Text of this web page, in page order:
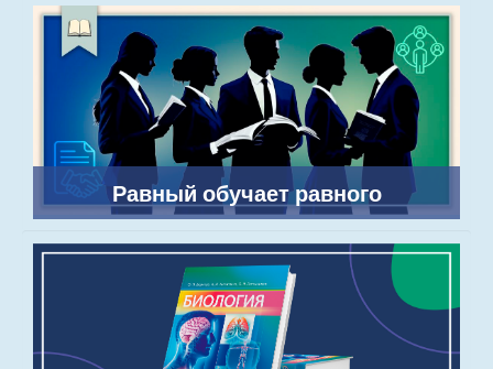
Равный обучает равного